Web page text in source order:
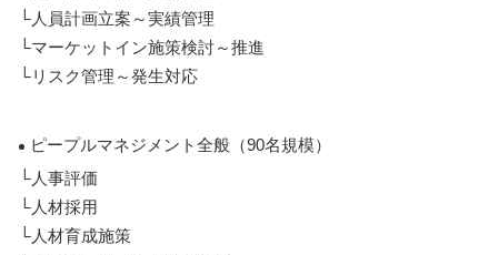
└人員計画立案～実績管理
└マーケットイン施策検討～推進
└リスク管理～発生対応
ピープルマネジメント全般（90名規模）
└人事評価
└人材採用
└人材育成施策